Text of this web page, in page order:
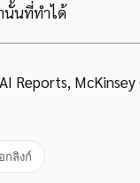
นั้นที่ทำได้
Reports,
กลิงก์